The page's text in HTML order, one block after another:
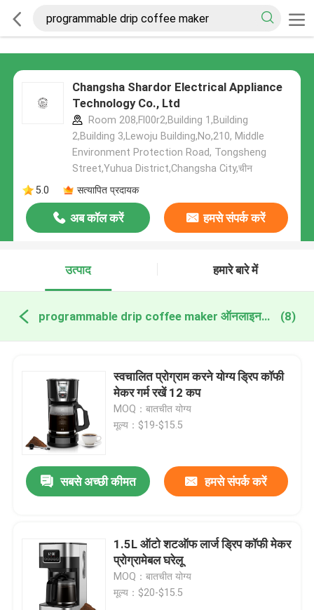
Changsha Shardor Electrical Appliance
Technology Co., Ltd
Room 208,Fl00r2,Building 1,Building
2,Building 3,Lewoju Building,No,210, Middle
Environment Protection Road, Tongsheng
Street,Yuhua District,Changsha City,चीन
5.0
सत्यापित प्रदायक
अब कॉल करें हमसे संपर्क करें
उत्पाद हमारे बारे में
programmable drip coffee maker ऑनलाइन निर्माण (8)
स्वचालित प्रोग्राम करने योग्य ड्रिप कॉफी
मेकर गर्म रखें 12 कप
MOQ：बातचीत योग्य
मूल्य：$19-$15.5
सबसे अच्छी कीमत हमसे संपर्क करें
1.5L ऑटो शटऑफ लार्ज ड्रिप कॉफी मेकर
प्रोग्रामेबल घरेलू
MOQ：बातचीत योग्य
मूल्य：$20-$15.5